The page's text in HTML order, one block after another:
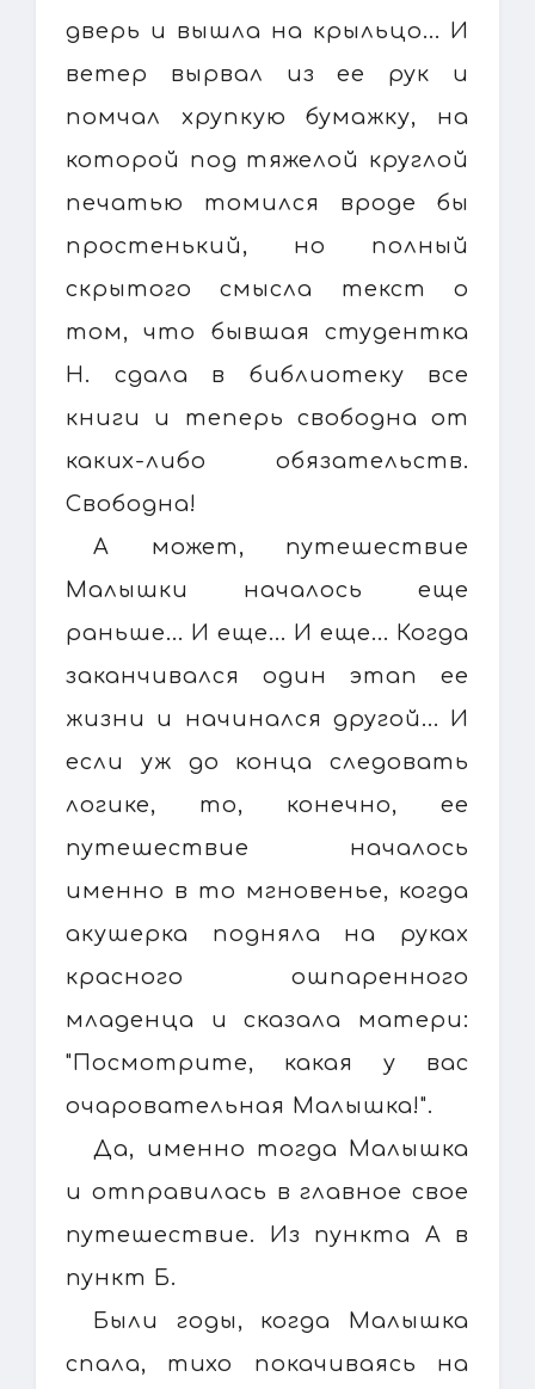
дверь и вышла на крыльцо... И
ветер вырвал из ее рук и
помчал хрупкую бумажку, на
которой под тяжелой круглой
печатью томился вроде бы
простенький, но полный
скрытого смысла текст о
том, что бывшая студентка
Н. сдала в библиотеку все
книги и теперь свободна от
каких-либо обязательств.
Свободна!
А может, путешествие
Малышки началось еще
раньше... И еще... И еще... Когда
заканчивался один этап ее
жизни и начинался другой... И
если уж до конца следовать
логике, то, конечно, ее
путешествие началось
именно в то мгновенье, когда
акушерка подняла на руках
красного ошпаренного
младенца и сказала матери:
"Посмотрите, какая у вас
очаровательная Малышка!".
Да, именно тогда Малышка
и отправилась в главное свое
путешествие. Из пункта А в
пункт Б.
Были годы, когда Малышка
спала, тихо покачиваясь на